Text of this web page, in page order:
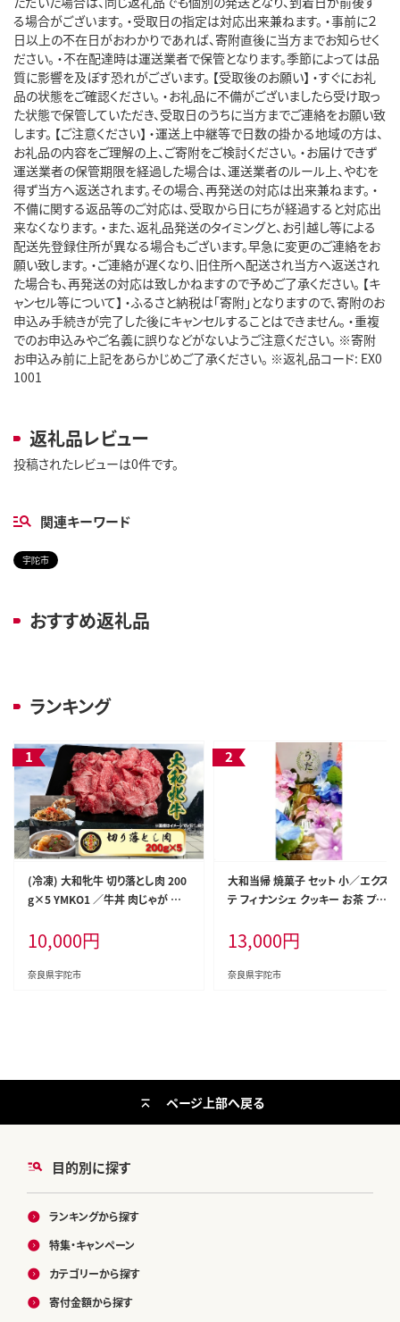
る場合がございます。 ・受取日の指定は対応出来兼ねます。 ・事前に２
日以上の不在日がおわかりであれば、寄附直後に当方までお知らせく
ださい。 ・不在配達時は運送業者で保管となります。季節によっては品
質に影響を及ぼす恐れがございます。 【受取後のお願い】 ・すぐにお礼
品の状態をご確認ください。 ・お礼品に不備がございましたら受け取っ
た状態で保管していただき、受取日のうちに当方までご連絡をお願い致
します。 【ご注意ください】 ・運送上中継等で日数の掛かる地域の方は、
お礼品の内容をご理解の上、ご寄附をご検討ください。 ・お届けできず
運送業者の保管期限を経過した場合は、運送業者のルール上、やむを
得ず当方へ返送されます。その場合、再発送の対応は出来兼ねます。 ・
不備に関する返品等のご対応は、受取から日にちが経過すると対応出
来なくなります。 ・また、返礼品発送のタイミングと、お引越し等による
配送先登録住所が異なる場合もございます。早急に変更のご連絡をお
願い致します。 ・ご連絡が遅くなり、旧住所へ配送され当方へ返送され
た場合も、再発送の対応は致しかねますので予めご了承ください。 【キ
ャンセル等について】 ・ふるさと納税は「寄附」となりますので、寄附のお
申込み手続きが完了した後にキャンセルすることはできません。 ・重複
でのお申込みやご名義に誤りなどがないようご注意ください。 ※寄附
お申込み前に上記をあらかじめご了承ください。 ※返礼品コード: EX0
1001
返礼品レビュー
投稿されたレビューは0件です。
関連キーワード
宇陀市
おすすめ返礼品
ランキング
(冷凍) 大和牝牛 切り落とし肉 200
g×5 YMKO1 ／牛丼 肉じゃが 焼
プ 贈答用 贈り物 太田家 奈良県 宇
陀市 ふるさと納税
10,000円
奈良県宇陀市
大和当帰 焼菓子 セット 小／エクス
テ フィナンシェ クッキー お茶 プレ
宇陀市
13,000円
奈良県宇陀市
目的別に探す
ランキングから探す
特集・キャンペーン
カテゴリーから探す
寄付金額から探す
ページ上部へ戻る